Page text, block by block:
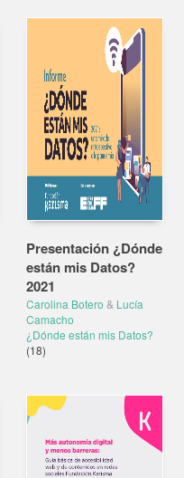
Presentación ¿Dónde
están mis Datos?
2021
Carolina Botero & Lucía
Camacho
¿Dónde están mis Datos?
(18)